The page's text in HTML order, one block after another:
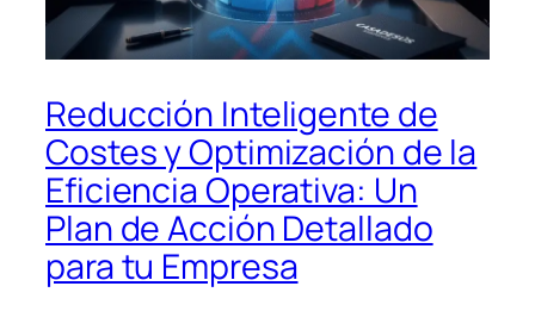
Reducción Inteligente de
Costes y Optimización de la
Eficiencia Operativa: Un
Plan de Acción Detallado
para tu Empresa